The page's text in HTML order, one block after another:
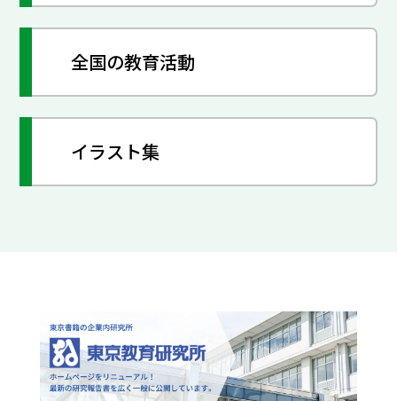
全国の教育活動
イラスト集